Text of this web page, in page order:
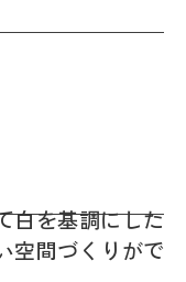
白を基調にした
空間づくりがで